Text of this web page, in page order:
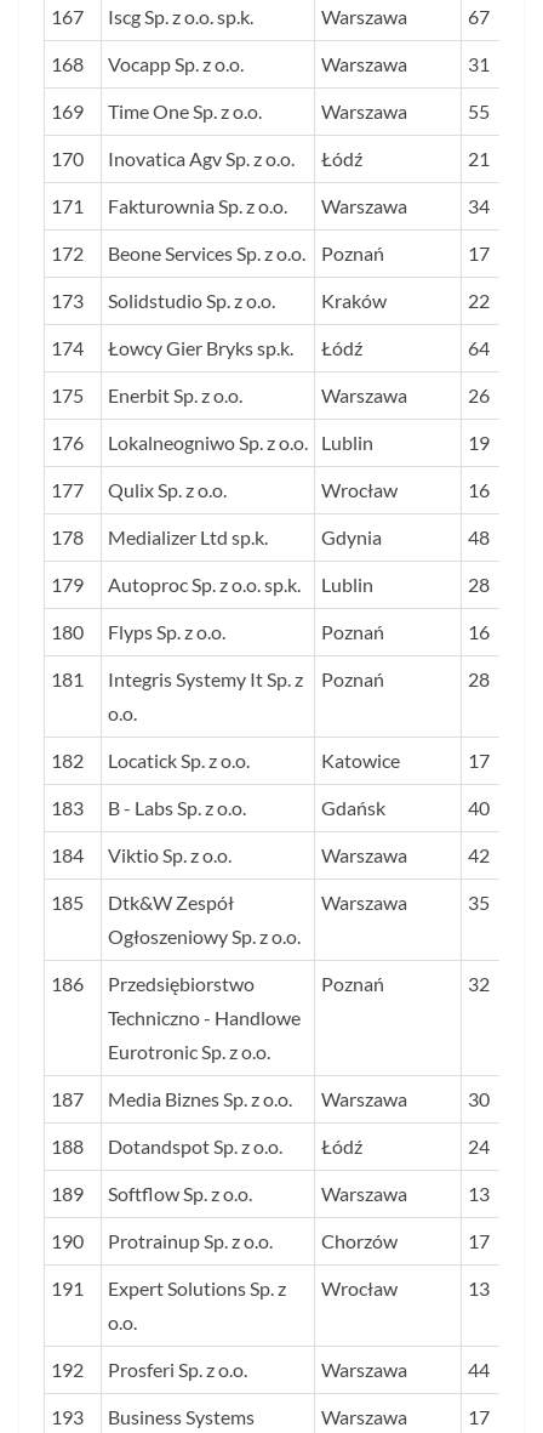
167 Iscg Sp. z o.o. sp.k. Warszawa 67
168 Vocapp Sp. z o.o. Warszawa 31
169 Time One Sp. z o.o. Warszawa 55
170 Inovatica Agv Sp. z o.o. Łódź 21
171 Fakturownia Sp. z o.o. Warszawa 34
172 Beone Services Sp. z o.o. Poznań 17
173 Solidstudio Sp. z o.o. Kraków 22
174 Łowcy Gier Bryks sp.k. Łódź 64
175 Enerbit Sp. z o.o. Warszawa 26
176 Lokalneogniwo Sp. z o.o. Lublin 19
177 Qulix Sp. z o.o. Wrocław 16
178 Medializer Ltd sp.k. Gdynia 48
179 Autoproc Sp. z o.o. sp.k. Lublin 28
180 Flyps Sp. z o.o. Poznań 16
181
Integris Systemy It Sp. z
o.o.
Poznań 28
182 Locatick Sp. z o.o. Katowice 17
183 B - Labs Sp. z o.o. Gdańsk 40
184 Viktio Sp. z o.o. Warszawa 42
185
Dtk&W Zespół
Ogłoszeniowy Sp. z o.o.
Warszawa 35
186
Przedsiębiorstwo
Techniczno - Handlowe
Eurotronic Sp. z o.o.
Poznań 32
187 Media Biznes Sp. z o.o. Warszawa 30
188 Dotandspot Sp. z o.o. Łódź 24
189 Softflow Sp. z o.o. Warszawa 13
190 Protrainup Sp. z o.o. Chorzów 17
191
Expert Solutions Sp. z
o.o.
Wrocław 13
192 Prosferi Sp. z o.o. Warszawa 44
193
Business Systems
Warszawa 17